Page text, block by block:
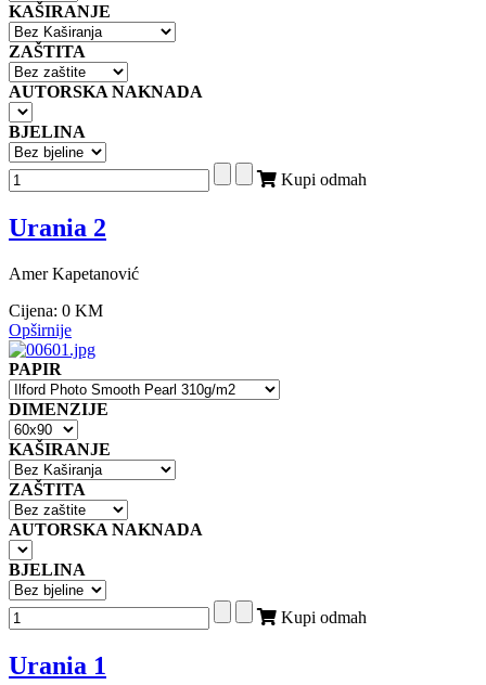
KAŠIRANJE
ZAŠTITA
AUTORSKA NAKNADA
BJELINA
Kupi odmah
Urania 2
Amer Kapetanović
Cijena: 0 KM
Opširnije
PAPIR
DIMENZIJE
KAŠIRANJE
ZAŠTITA
AUTORSKA NAKNADA
BJELINA
Kupi odmah
Urania 1